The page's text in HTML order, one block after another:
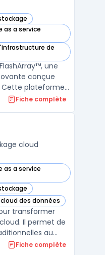
dans cette catégorie
as a service
dans cette catégorie
de
dans cette catégorie
une
conçue
Cette plateforme
et unifiée en
et fichier
Fiche complète
cloud
as a service
catégorie
catégorie
des données
catégorie
transformer
Il permet de
au
libre-service,
Fiche complète